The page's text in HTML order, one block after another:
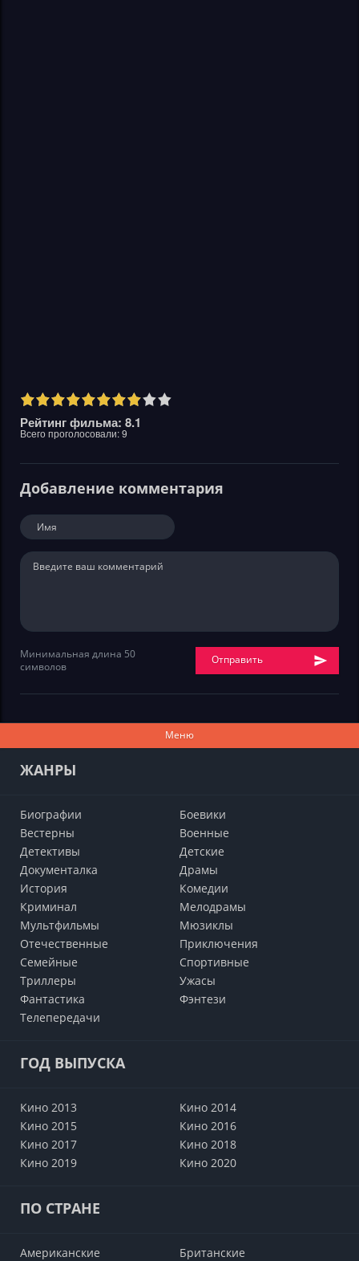
Рейтинг фильма: 8.1
Всего проголосовали:9
Добавление комментария
Минимальная длина 50
символов
Отправить
Меню
ЖАНРЫ
Биографии
Боевики
Вестерны
Военные
Детективы
Детские
Документалка
Драмы
История
Комедии
Криминал
Мелодрамы
Мультфильмы
Мюзиклы
Отечественные
Приключения
Семейные
Cпортивные
Триллеры
Ужасы
Фантастика
Фэнтези
Телепередачи
ГОД ВЫПУСКА
Кино 2013
Кино 2014
Кино 2015
Кино 2016
Кино 2017
Кино 2018
Кино 2019
Кино 2020
ПО СТРАНЕ
Американские
Британские